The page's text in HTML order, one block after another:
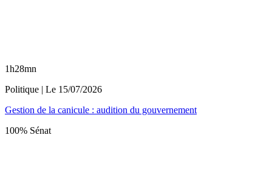
1h28mn
Politique | Le 15/07/2026
Gestion de la canicule : audition du gouvernement
100% Sénat